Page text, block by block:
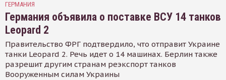
ГЕРМАНИЯ
Германия объявила о поставке ВСУ 14 танков
Leopard 2
Правительство ФРГ подтвердило, что отправит Украине
танки Leopard 2. Речь идет о 14 машинах. Берлин также
разрешит другим странам реэкспорт танков
Вооруженным силам Украины